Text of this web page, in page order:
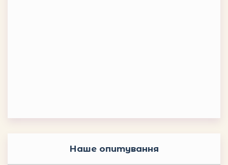
Наше опитування